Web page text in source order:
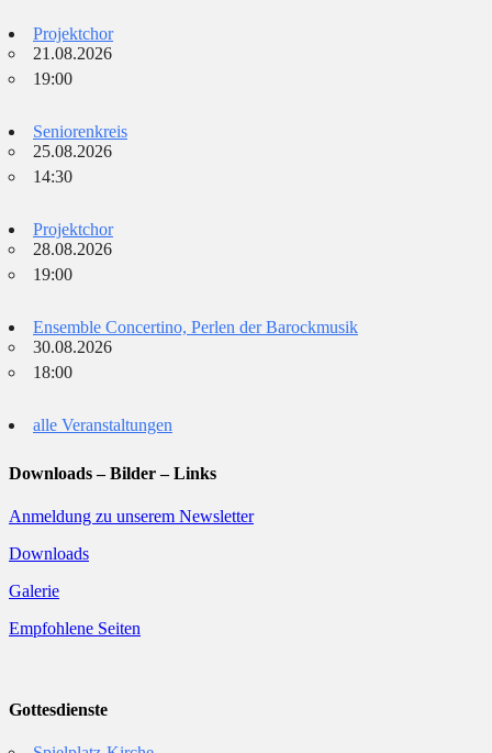
Projektchor
21.08.2026
19:00
Seniorenkreis
25.08.2026
14:30
Projektchor
28.08.2026
19:00
Ensemble Concertino, Perlen der Barockmusik
30.08.2026
18:00
alle Veranstaltungen
Downloads – Bilder – Links
Anmeldung zu unserem Newsletter
Downloads
Galerie
Empfohlene Seiten
Gottesdienste